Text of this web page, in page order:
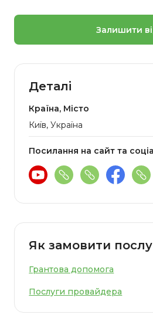
Залишити
Деталі
Країна, Місто
Київ, Україна
Посилання на сайт та
Як замовити
Грантова допомога
Послуги провайдера